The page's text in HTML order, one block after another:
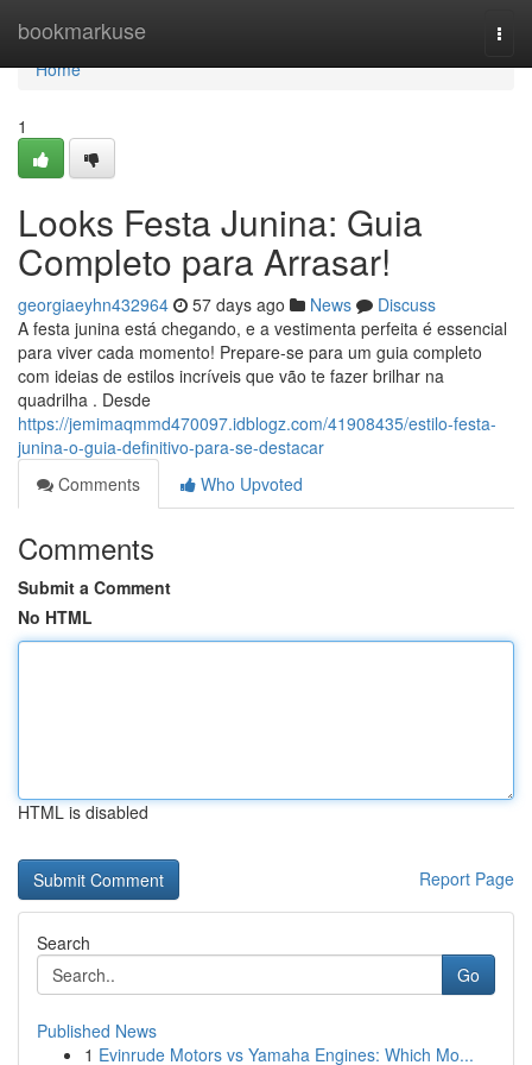
bookmarkuse
Home
Home
1
Looks Festa Junina: Guia
Completo para Arrasar!
georgiaeyhn432964 57 days ago News
Discuss
A festa junina está chegando, e a vestimenta perfeita é essencial
para viver cada momento! Prepare-se para um guia completo
com ideias de estilos incríveis que vão te fazer brilhar na
quadrilha . Desde
https://jemimaqmmd470097.idblogz.com/41908435/estilo-festa-
junina-o-guia-definitivo-para-se-destacar
Comments
Who Upvoted
Comments
Submit a Comment
No HTML
HTML is disabled
Report Page
Search
Go
Published News
1 Evinrude Motors vs Yamaha Engines: Which Mo...